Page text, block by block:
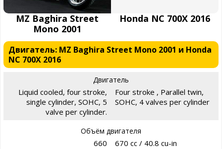
MZ Baghira Street
Mono 2001
Honda NC 700X 2016
Двигатель: MZ Baghira Street Mono 2001 и Honda
NC 700X 2016
Двигатель
Liquid cooled, four stroke,
single cylinder, SOHC, 5
valve per cylinder.
Four stroke , Parallel twin,
SOHC, 4 valves per cylinder
Объём двигателя
660 670 cc / 40.8 cu-in